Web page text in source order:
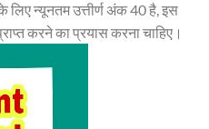
लिए न्यूनतम उत्तीर्ण अंक 40 है, इस
करने का प्रयास करना चाहिए।